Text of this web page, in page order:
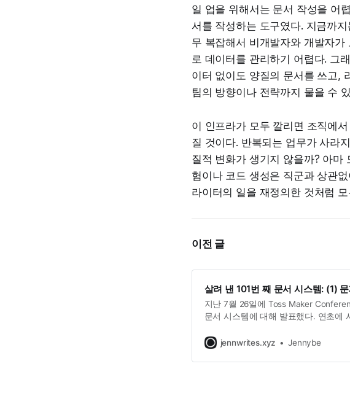
일 업을 위해서는 문서 작성을 어
서를 작성하는 도구였다. 지금까
무 복잡해서 비개발자와 개발자
로 데이터를 관리하기 어렵다. 그
이터 없이도 양질의 문서를 쓰고,
팀의 방향이나 전략까지 물을 수
이 인프라가 모두 깔리면 조직에
질 것이다. 반복되는 업무가 사라
질적 변화가 생기지 않을까? 아마
험이나 코드 생성은 직군과 상관
라이터의 일을 재정의한 것처럼
이전 글
살려 낸 101번 째 문서 시스템: (1)
지난 7월 26일에 Toss Maker
문서 시스템에 대해 발표했다. 연초에
들의 장표와 스크립트 검수를 도왔지
jennwrites.xyz Jennybe